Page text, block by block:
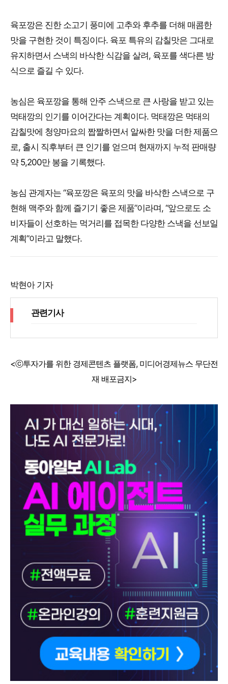
육포깡은 진한 소고기 풍미에 고추와 후추를 더해 매콤한
맛을 구현한 것이 특징이다. 육포 특유의 감칠맛은 그대로
유지하면서 스낵의 바삭한 식감을 살려, 육포를 색다른 방
식으로 즐길 수 있다.
농심은 육포깡을 통해 안주 스낵으로 큰 사랑을 받고 있는
먹태깡의 인기를 이어간다는 계획이다. 먹태깡은 먹태의
감칠맛에 청양마요의 짭짤하면서 알싸한 맛을 더한 제품으
로, 출시 직후부터 큰 인기를 얻으며 현재까지 누적 판매량
약 5,200만 봉을 기록했다.
농심 관계자는 “육포깡은 육포의 맛을 바삭한 스낵으로 구
현해 맥주와 함께 즐기기 좋은 제품”이라며, “앞으로도 소
비자들이 선호하는 먹거리를 접목한 다양한 스낵을 선보일
계획”이라고 말했다.
박현아 기자
관련기사
<ⓒ투자가를 위한 경제콘텐츠 플랫폼, 미디어경제뉴스 무단전
재 배포금지>